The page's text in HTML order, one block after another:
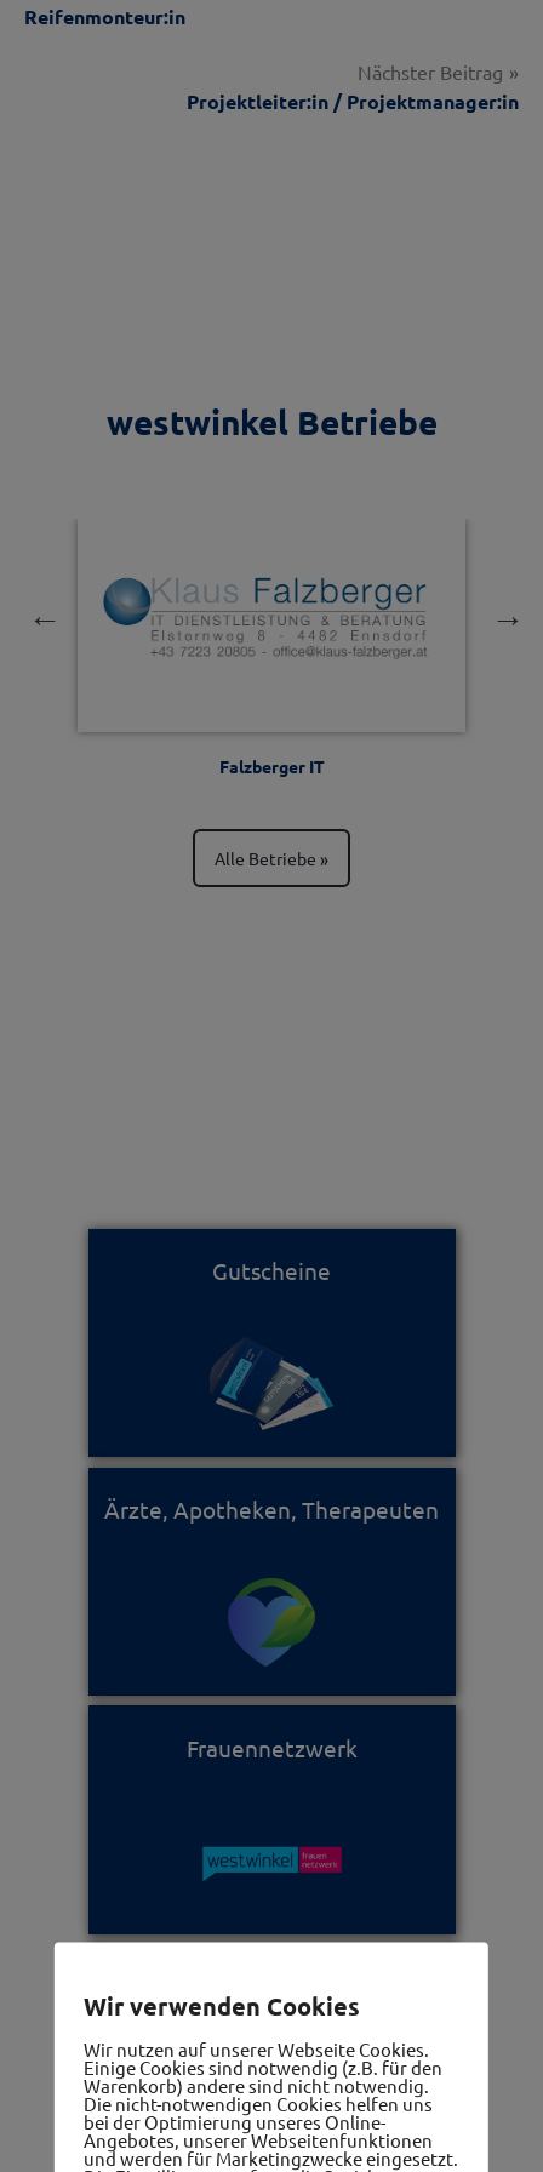
Reifenmonteur:in
Nächster Beitrag
Projektleiter:in / Projektmanager:in
westwinkel Betriebe
Falzberger IT
Alle Betriebe
Gutscheine
Ärzte, Apotheken, Therapeuten
Frauennetzwerk
Wir verwenden Cookies
Wir nutzen auf unserer Webseite Cookies.
Einige Cookies sind notwendig (z.B. für den
Warenkorb) andere sind nicht notwendig.
Die nicht-notwendigen Cookies helfen uns
bei der Optimierung unseres Online-
Angebotes, unserer Webseitenfunktionen
und werden für Marketingzwecke eingesetzt.